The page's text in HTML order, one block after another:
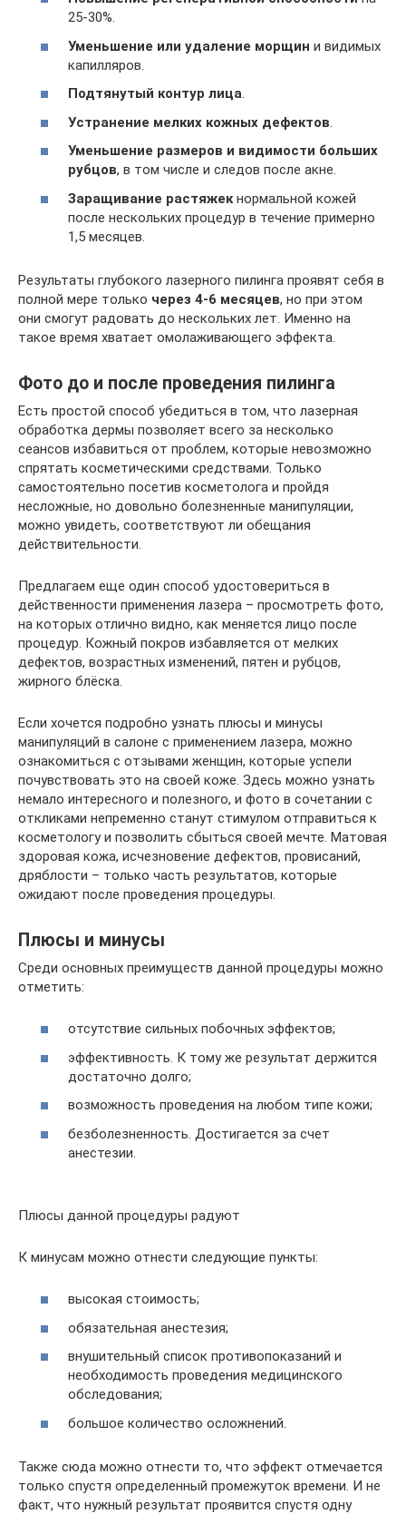
25-30%.
Уменьшение или удаление морщин и видимых
капилляров.
Подтянутый контур лица.
Устранение мелких кожных дефектов
Уменьшение размеров и видимости больших
рубцов, в том числе и следов после акне.
Заращивание растяжек нормальной кожей
после нескольких процедур в течение примерно
1,5 месяцев.
Результаты глубокого лазерного пилинга проявят себя в
полной мере только через 4-6 месяцев, но при этом
они смогут радовать до нескольких лет. Именно на
такое время хватает омолаживающего эффекта.
Фото до и после проведения пилинга
Есть простой способ убедиться в том, что лазерная
обработка дермы позволяет всего за несколько
сеансов избавиться от проблем, которые невозможно
спрятать косметическими средствами. Только
самостоятельно посетив косметолога и пройдя
несложные, но довольно болезненные манипуляции,
можно увидеть, соответствуют ли обещания
действительности.
Предлагаем еще один способ удостовериться в
действенности применения лазера – просмотреть фото,
на которых отлично видно, как меняется лицо после
процедур. Кожный покров избавляется от мелких
дефектов, возрастных изменений, пятен и рубцов,
жирного блёска.
Если хочется подробно узнать плюсы и минусы
манипуляций в салоне с применением лазера, можно
ознакомиться с отзывами женщин, которые успели
почувствовать это на своей коже. Здесь можно узнать
немало интересного и полезного, и фото в сочетании с
откликами непременно станут стимулом отправиться к
косметологу и позволить сбыться своей мечте. Матовая
здоровая кожа, исчезновение дефектов, провисаний,
дряблости – только часть результатов, которые
ожидают после проведения процедуры.
Плюсы и минусы
Среди основных преимуществ данной процедуры можно
отметить:
отсутствие сильных побочных эффектов;
эффективность. К тому же результат держится
достаточно долго;
возможность проведения на любом типе кожи;
безболезненность. Достигается за счет
анестезии.
Плюсы данной процедуры радуют
К минусам можно отнести следующие пункты:
высокая стоимость;
обязательная анестезия;
внушительный список противопоказаний и
необходимость проведения медицинского
обследования;
большое количество осложнений.
Также сюда можно отнести то, что эффект отмечается
только спустя определенный промежуток времени. И не
факт, что нужный результат проявится спустя одну